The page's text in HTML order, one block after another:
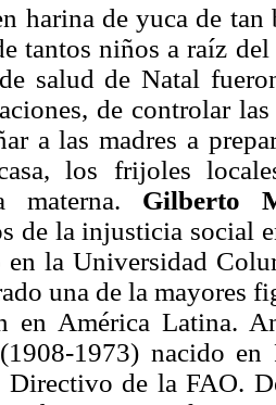
harina de yuca de
tantos niños a raíz
salud de Natal
de controlar
a las madres a
los frijoles
materna. Gilberto
de la injusticia social
en la Universidad
una de la mayores
en América Latina.
(1908-1973) nacido
Directivo de la FAO.